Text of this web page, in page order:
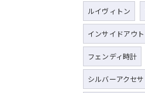
ルイヴィトン
インサイドアウト
フェンディ時計
シルバーアクセ